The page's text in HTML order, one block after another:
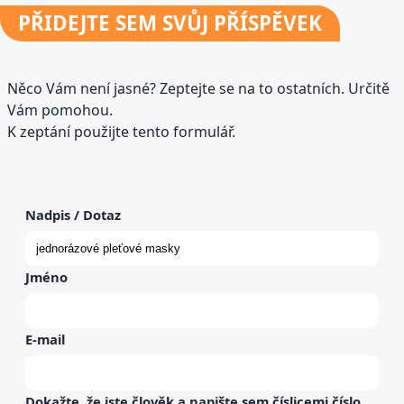
PŘIDEJTE SEM SVŮJ PŘÍSPĚVEK
Něco Vám není jasné? Zeptejte se na to ostatních. Určitě
Vám pomohou.
K zeptání použijte tento formulář.
Nadpis / Dotaz
Jméno
E-mail